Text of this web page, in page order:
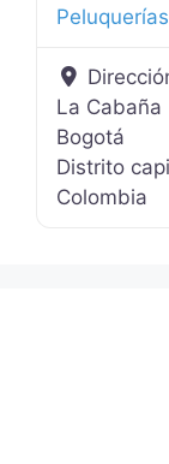
La Cabaña
Bogotá
Distrito
Colombia